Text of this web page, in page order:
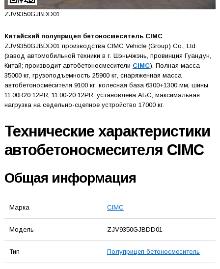
ZJV9350GJBDD01
Китайский полуприцеп бетоносмеситель CIMC
ZJV9350GJBDD01 производства CIMC Vehicle (Group) Co., Ltd.
(завод автомобильной техники в г. Шэньчжэнь, провинция Гуандун,
Китай; производит автобетоносмесители CIMC). Полная масса
35000 кг, грузоподъемность 25900 кг, снаряженная масса
автобетоносмесителя 9100 кг, колесная база 6300+1300 мм, шины
11.00R20 12PR, 11.00-20 12PR, установлена АБС, максимальная
нагрузка на седельно-сцепное устройство 17000 кг.
Технические характеристики
автобетоносмесителя CIMC
Общая информация
Марка CIMC
Модель ZJV9350GJBDD01
Тип Полуприцеп бетоносмеситель